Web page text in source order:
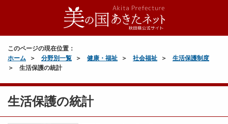
このページの現在位置：
ホーム
分野別一覧 健康・福祉 社会福祉
生活保護制度
生活保護の統計
生活保護の統計